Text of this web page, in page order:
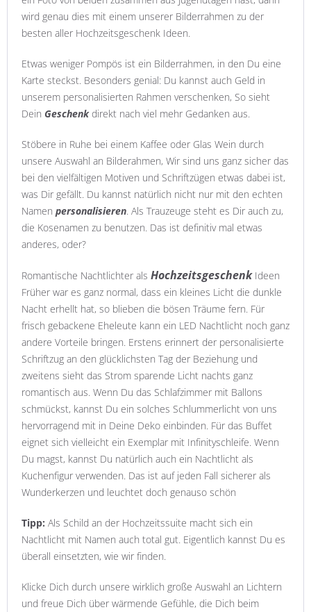
wird genau dies mit einem unserer Bilderrahmen zu der
besten aller Hochzeitsgeschenk Ideen.
Etwas weniger Pompös ist ein Bilderrahmen, in den Du eine
Karte steckst. Besonders genial: Du kannst auch Geld in
unserem personalisierten Rahmen verschenken, So sieht
Dein Geschenk direkt nach viel mehr Gedanken aus.
Stöbere in Ruhe bei einem Kaffee oder Glas Wein durch
unsere Auswahl an Bilderahmen, Wir sind uns ganz sicher das
bei den vielfältigen Motiven und Schriftzügen etwas dabei ist,
was Dir gefällt. Du kannst natürlich nicht nur mit den echten
Namen personalisieren. Als Trauzeuge steht es Dir auch zu,
die Kosenamen zu benutzen. Das ist definitiv mal etwas
anderes, oder?
Romantische Nachtlichter als Hochzeitsgeschenk Ideen
Früher war es ganz normal, dass ein kleines Licht die dunkle
Nacht erhellt hat, so blieben die bösen Träume fern. Für
frisch gebackene Eheleute kann ein LED Nachtlicht noch ganz
andere Vorteile bringen. Erstens erinnert der personalisierte
Schriftzug an den glücklichsten Tag der Beziehung und
zweitens sieht das Strom sparende Licht nachts ganz
romantisch aus. Wenn Du das Schlafzimmer mit Ballons
schmückst, kannst Du ein solches Schlummerlicht von uns
hervorragend mit in Deine Deko einbinden. Für das Buffet
eignet sich vielleicht ein Exemplar mit Infinityschleife. Wenn
Du magst, kannst Du natürlich auch ein Nachtlicht als
Kuchenfigur verwenden. Das ist auf jeden Fall sicherer als
Wunderkerzen und leuchtet doch genauso schön
Tipp: Als Schild an der Hochzeitssuite macht sich ein
Nachtlicht mit Namen auch total gut. Eigentlich kannst Du es
überall einsetzten, wie wir finden.
Klicke Dich durch unsere wirklich große Auswahl an Lichtern
und freue Dich über wärmende Gefühle, die Dich beim